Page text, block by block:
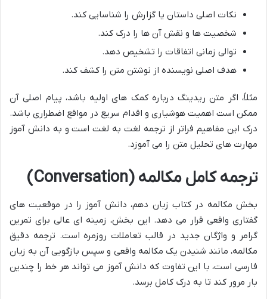
نکات اصلی داستان یا گزارش را شناسایی کند.
شخصیت ها و نقش آن ها را درک کند.
توالی زمانی اتفاقات را تشخیص دهد.
هدف اصلی نویسنده از نوشتن متن را کشف کند.
مثلاً، اگر متن ریدینگ درباره کمک های اولیه باشد، پیام اصلی آن
ممکن است اهمیت هوشیاری و اقدام سریع در مواقع اضطراری باشد.
درک این مفاهیم فراتر از ترجمه لغت به لغت است و به دانش آموز
مهارت های تحلیل متن را می آموزد.
ترجمه کامل مکالمه (Conversation)
بخش مکالمه در کتاب زبان دهم، دانش آموز را در موقعیت های
گفتاری واقعی قرار می دهد. این بخش، زمینه ای عالی برای تمرین
گرامر و واژگان جدید در قالب تعاملات روزمره است. ترجمه دقیق
مکالمه، مانند شنیدن یک مکالمه واقعی و سپس بازگویی آن به زبان
فارسی است، با این تفاوت که دانش آموز می تواند هر خط را چندین
بار مرور کند تا به درک کامل برسد.